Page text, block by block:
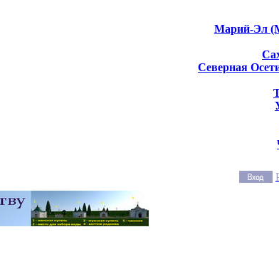
Марий-Эл
Северная